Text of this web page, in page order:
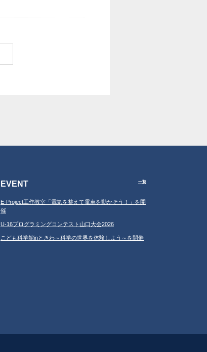
EVENT 一覧
E-Project工作教室「電気を整えて電車を動かそう！」を開
催
U-16プログラミングコンテスト山口大会2026
こども科学館inときわ～科学の世界を体験しよう～を開催